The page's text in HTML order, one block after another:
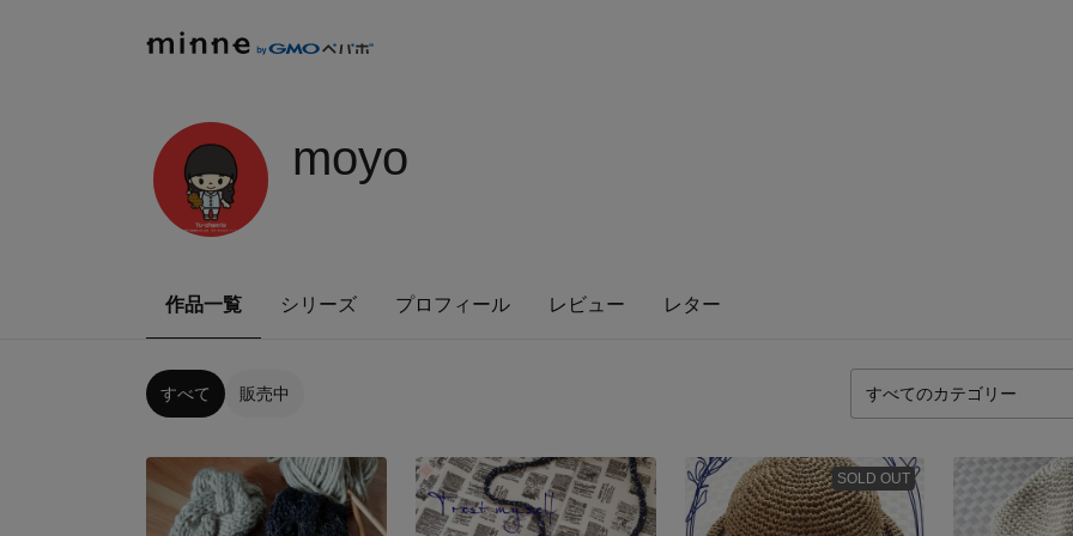
moyo
作品一覧 シリーズ プロフィール レビュー レター
すべて 販売中
SOLD OUT